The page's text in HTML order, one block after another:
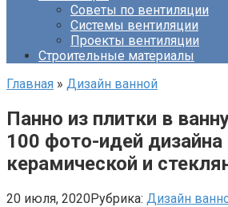
Советы по вентиляции
Системы вентиляции
Проекты вентиляции
Строительные материалы
Главная » Дизайн ванной
Панно из плитки в
100 фото-идей дизайна
керамической и
20 июля, 2020Рубрика: Дизайн